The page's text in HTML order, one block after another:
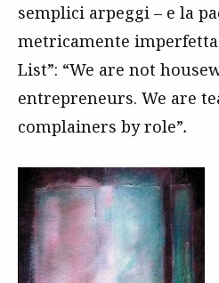
semplici arpeggi – e la
metricamente imperfetta
List”: “We are not
entrepreneurs. We are
complainers by role”.